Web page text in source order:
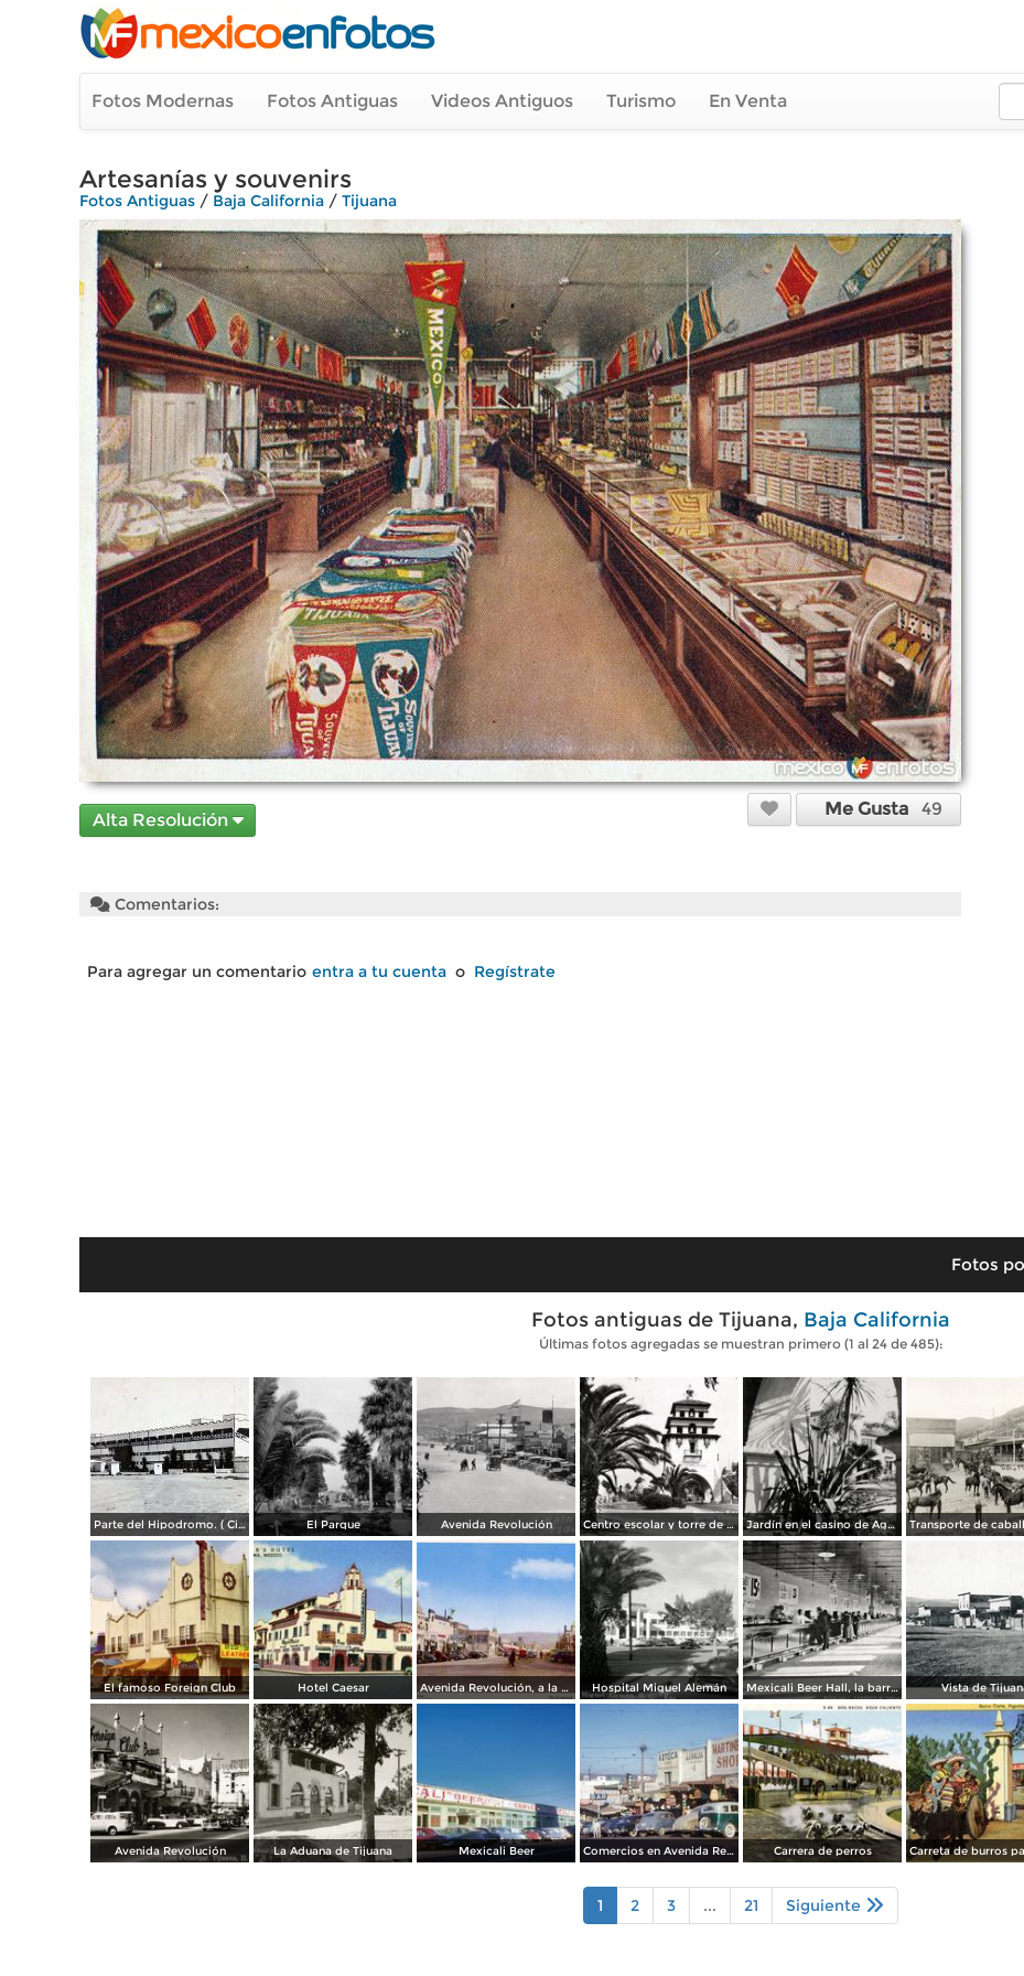
Fotos Modernas Fotos Antiguas Videos Antiguos Turismo En Venta
Artesanías y souvenirs
Fotos Antiguas / Baja California / Tijuana
Alta Resolución
Me Gusta 49
Comentarios:
Para agregar un comentario entra a tu cuenta o Regístrate
Fotos
Fotos antiguas de Tijuana, Baja California
Últimas fotos agregadas se muestran primero (1 al 24 de 485):
Parte del Hipodromo. ( Circulada el 12 de Julio de 1922 ). El Parque Avenida Revolución Centro escolar y torre de Agua Caliente Jardín en el casino de Agua Caliente
El famoso Foreign Club Hotel Caesar Avenida Revolución, a la entrada Hospital Miguel Alemán Mexicali Beer Hall, la barra más grande del mundo Vista de
Avenida Revolución La Aduana de Tijuana Mexicali Beer Comercios en Avenida Revolución Carrera de perros
1 2 3 ... 21 Siguiente